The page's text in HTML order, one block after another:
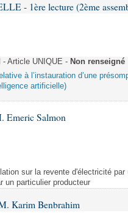
- 1ère lecture (2ème
- Article UNIQUE - Non renseigné
à l’instauration d’une
artificielle)
Emeric Salmon
sur la revente d'électricité
un particulier producteur
Karim Benbrahim